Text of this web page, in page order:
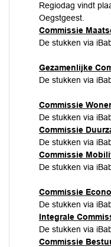
Regiodag vindt
Oegstgeest.
Commissie
De stukken via
Gezamenlijke
De stukken via
Commissie
De stukken via
Commissie
De stukken via
Commissie
De stukken via
Commissie
De stukken via
Integrale
De stukken via
Commissie